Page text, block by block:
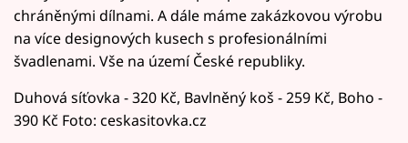
chráněnými dílnami. A dále máme zakázkovou výrobu
na více designových kusech s profesionálními
švadlenami. Vše na území České republiky.
Duhová síťovka - 320 Kč, Bavlněný koš - 259 Kč, Boho -
390 Kč Foto: ceskasitovka.cz